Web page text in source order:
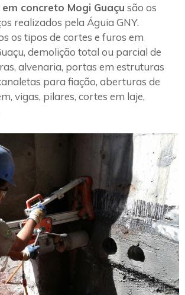
concreto Mogi Guaçu são os
realizados pela Águia GNY.
os tipos de cortes e furos em
demolição total ou parcial de
alvenaria, portas em estruturas
para fiação, aberturas de
vigas, pilares, cortes em laje,